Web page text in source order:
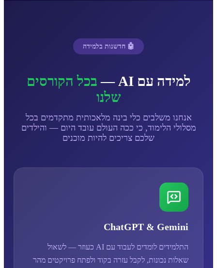
🤖 חדשנות בלמידה
למידה עם AI —
בכל הקורסים
שלנו
אנחנו משלבים כלי בינה מלאכותית מתקדמים בכל
מסלולי הלימוד, כי ככה העולם עובד היום — והילדים
שלכם צריכים להיות מוכנים
ChatGPT & Gemini
התלמידים לומדים לעבוד עם AI כעוזר — לשאול
שאלות נכונות, לקבל עזרה בקוד ולפתח פרויקטים מהר